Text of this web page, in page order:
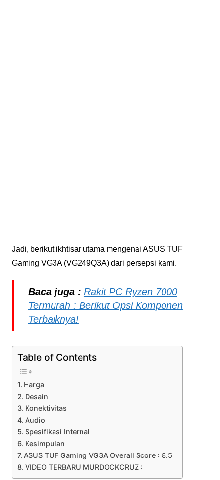
Jadi, berikut ikhtisar utama mengenai ASUS TUF
Gaming VG3A (VG249Q3A) dari persepsi kami.
Baca juga : Rakit PC Ryzen 7000
Termurah : Berikut Opsi Komponen
Terbaiknya!
Table of Contents
Harga
Desain
Konektivitas
Audio
Spesifikasi Internal
Kesimpulan
ASUS TUF Gaming VG3A Overall Score : 8.5
VIDEO TERBARU MURDOCKCRUZ :